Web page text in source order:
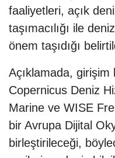
faaliyetleri, açık
taşımacılığı ile
önem taşıdığı
Açıklamada, girişim
Copernicus Deniz
Marine ve WISE
bir Avrupa Dijital
birleştirileceği,